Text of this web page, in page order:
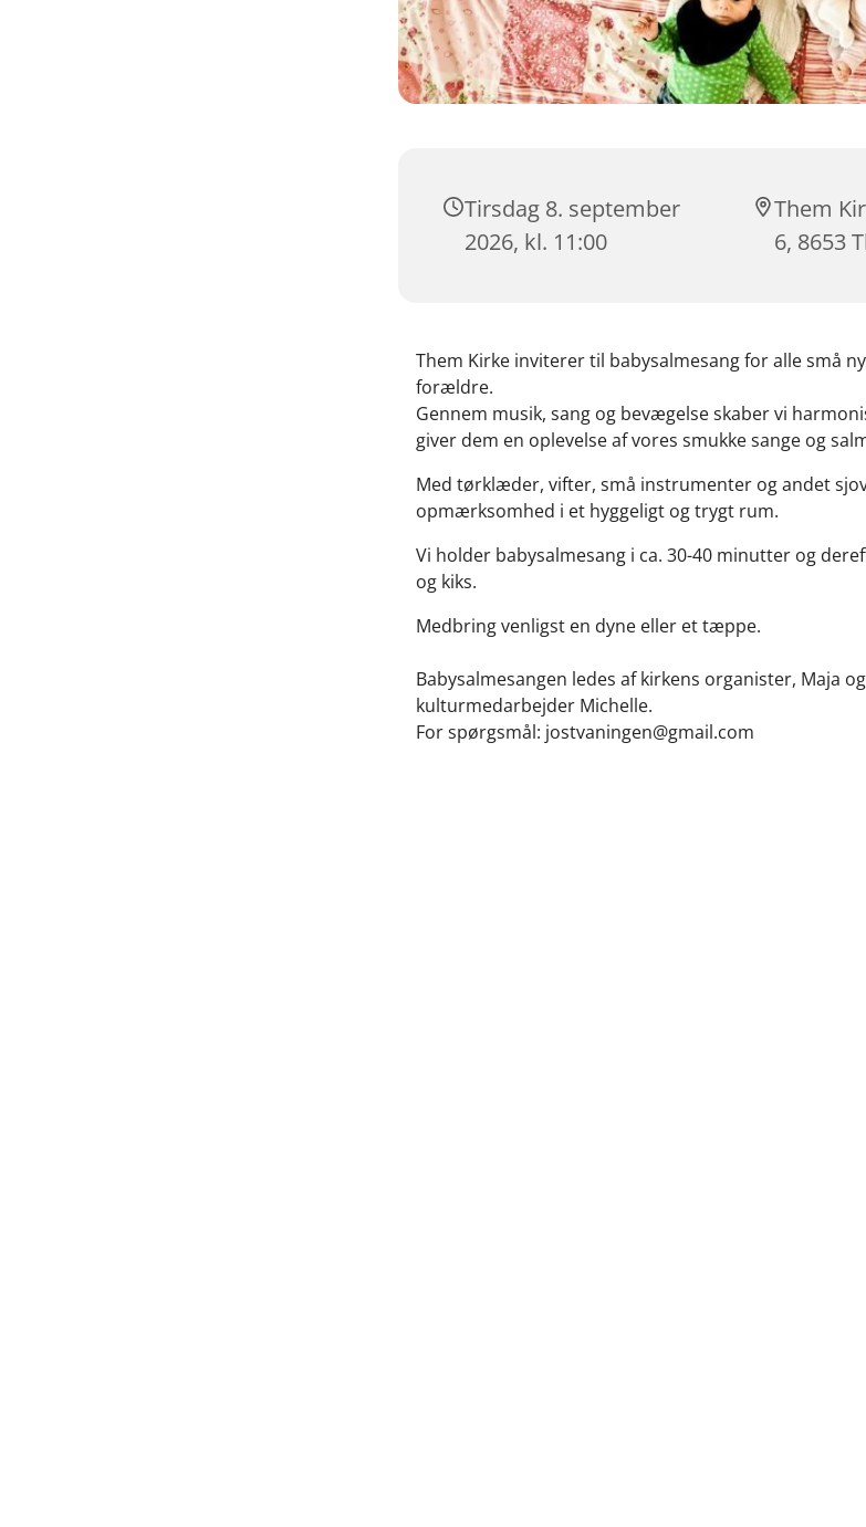
Tirsdag 8. september
2026, kl. 11:00
Them
6, 8653
Them Kirke inviterer til babysalmesang for alle små
forældre.
Gennem musik, sang og bevægelse skaber vi
giver dem en oplevelse af vores smukke sange og
Med tørklæder, vifter, små instrumenter og andet
opmærksomhed i et hyggeligt og trygt rum.
Vi holder babysalmesang i ca. 30-40 minutter og
og kiks.
Medbring venligst en dyne eller et tæppe.
Babysalmesangen ledes af kirkens organister, Maja
kulturmedarbejder Michelle.
For spørgsmål: jostvaningen@gmail.com